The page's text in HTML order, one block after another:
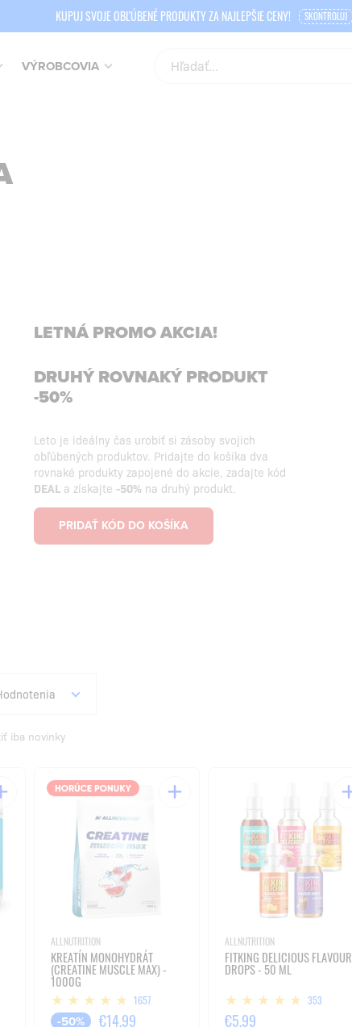
KUPUJ SVOJE OBĽÚBENÉ PRODUKTY ZA NAJLEPŠIE CENY! SKONTROLUJ
VÝROBCOVIA
LETNÁ PROMO AKCIA!
DRUHÝ ROVNAKÝ PRODUKT
-50%
Leto je ideálny čas urobiť si zásoby svojich
obľúbených produktov. Pridajte do košíka dva
rovnaké produkty zapojené do akcie, zadajte kód
DEALa získajte -50%na druhý produkt.
PRIDAŤ KÓD DO KOŠÍKA
iba novinky
ALLNUTRITION
KREATÍN MONOHYDRÁT
(CREATINE MUSCLE MAX) -
1000G
1657
-50% €14,99
ALLNUTRITION
FITKING DELICIOUS FLAVOUR
DROPS - 50 ML
353
€5,99